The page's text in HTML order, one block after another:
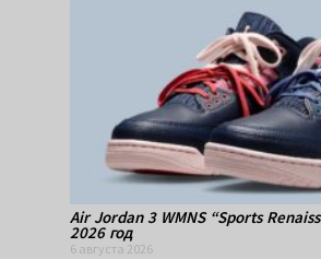
Air Jordan 3 WMNS “Sports
2026 год
6 августа 2026